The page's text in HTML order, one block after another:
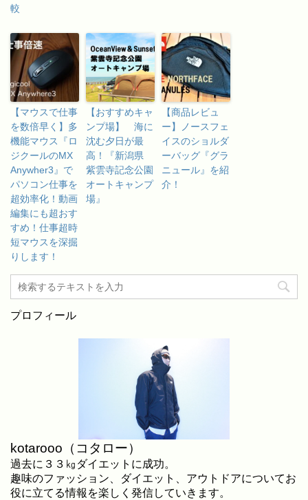
較
【マウスで仕事
を数倍早く】多
機能マウス『ロ
ジクールのMX
Anywher3』で
パソコン仕事を
超効率化！動画
編集にも超おす
すめ！仕事超時
短マウスを深掘
りします！
【おすすめキャ
ンプ場】 海に
沈む夕日が最
高！『新潟県
紫雲寺記念公園
オートキャンプ
場』
【商品レビュ
ー】ノースフェ
イスのショルダ
ーバッグ『グラ
ニュール』を紹
介！
プロフィール
kotarooo（コタロー）
過去に３３㎏ダイエットに成功。
趣味のファッション、ダイエット、アウトドアについてお
役に立てる情報を楽しく発信していきます。